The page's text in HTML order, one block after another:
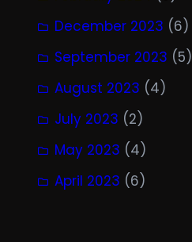
December 2023 (6)
September 2023 (5)
August 2023 (4)
July 2023 (2)
May 2023 (4)
April 2023 (6)